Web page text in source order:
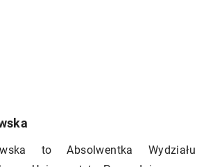
to Absolwentka Wydziału